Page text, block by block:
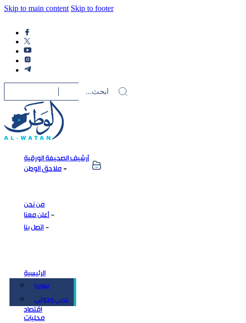
Skip to main content Skip to footer
أرشيف الصحيفة الورقية
ملاحق الوطن
من نحن
أعلن معنا
اتصل بنا
الرئيسية
سوريا
عربي ودولي
اقتصاد
محليات